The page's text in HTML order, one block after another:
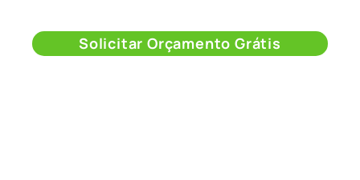
Solicitar Orçamento Grátis